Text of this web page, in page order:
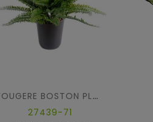
FOUGERE BOSTON PLAST
27439-71